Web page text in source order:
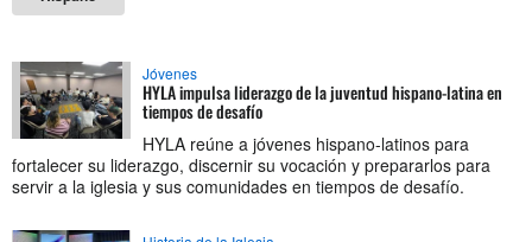
Jóvenes
HYLA impulsa liderazgo de la juventud hispano-latina en
tiempos de desafío
HYLA reúne a jóvenes hispano-latinos para
fortalecer su liderazgo, discernir su vocación y prepararlos para
servir a la iglesia y sus comunidades en tiempos de desafío.